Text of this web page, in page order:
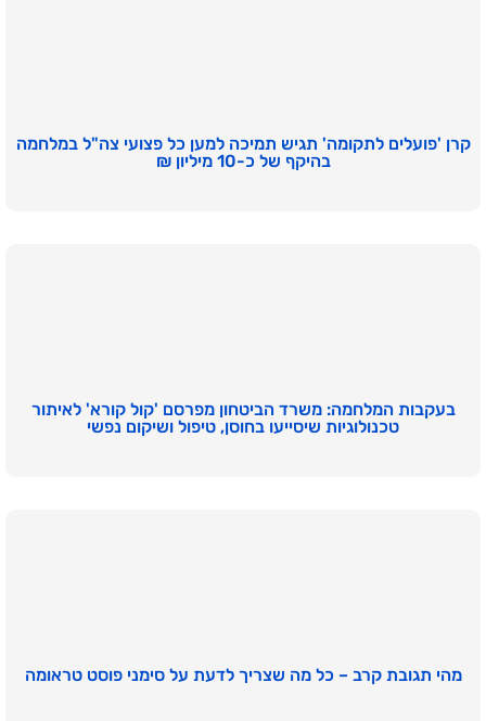
קרן 'פועלים לתקומה' תגיש תמיכה למען כל פצועי צה"ל במלחמה
בהיקף של כ-10 מיליון ₪
בעקבות המלחמה: משרד הביטחון מפרסם 'קול קורא' לאיתור
טכנולוגיות שיסייעו בחוסן, טיפול ושיקום נפשי
מהי תגובת קרב – כל מה שצריך לדעת על סימני פוסט טראומה